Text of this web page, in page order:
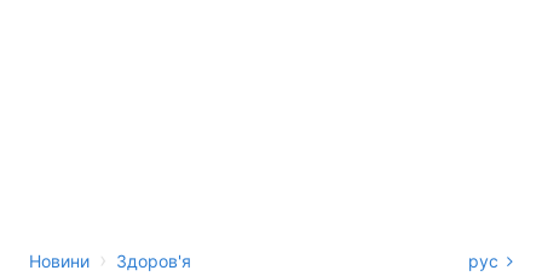
Новини › Здоров'я рус